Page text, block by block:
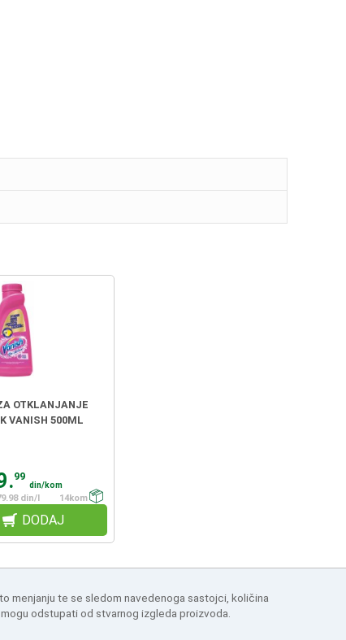
OTKLANJANJE
VANISH 500ML
99
din/kom
din/l
14kom
DODAJ
menjanju te se sledom navedenoga sastojci, količina
odstupati od stvarnog izgleda proizvoda.